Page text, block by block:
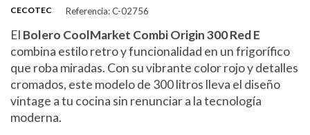
CECOTEC Referencia: C-02756
El Bolero CoolMarket Combi Origin 300 Red E
combina estilo retro y funcionalidad en un frigorífico
que roba miradas. Con su vibrante color rojo y detalles
cromados, este modelo de 300 litros lleva el diseño
vintage a tu cocina sin renunciar a la tecnología
moderna.